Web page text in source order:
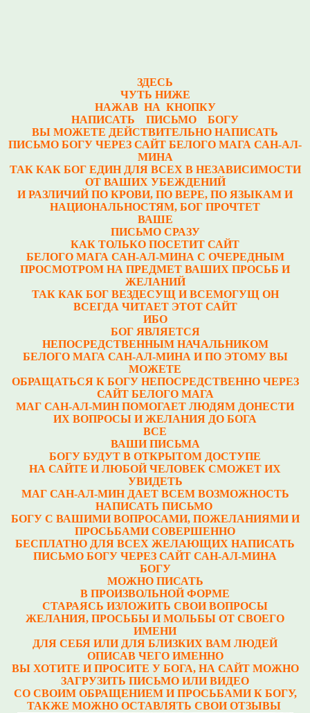
ЗДЕСЬ
ЧУТЬ НИЖЕ
НАЖАВ НА КНОПКУ
НАПИСАТЬ ПИСЬМО БОГУ
ВЫ МОЖЕТЕ ДЕЙСТВИТЕЛЬНО НАПИСАТЬ
ПИСЬМО БОГУ ЧЕРЕЗ САЙТ БЕЛОГО МАГА САН-АЛ-
МИНА
ТАК КАК БОГ ЕДИН ДЛЯ ВСЕХ В НЕЗАВИСИМОСТИ
ОТ ВАШИХ УБЕЖДЕНИЙ
И РАЗЛИЧИЙ ПО КРОВИ, ПО ВЕРЕ, ПО ЯЗЫКАМ И
НАЦИОНАЛЬНОСТЯМ, БОГ ПРОЧТЕТ
ВАШЕ
ПИСЬМО СРАЗУ
КАК ТОЛЬКО ПОСЕТИТ САЙТ
БЕЛОГО МАГА САН-АЛ-МИНА С ОЧЕРЕДНЫМ
ПРОСМОТРОМ НА ПРЕДМЕТ ВАШИХ ПРОСЬБ И
ЖЕЛАНИЙ
ТАК КАК БОГ ВЕЗДЕСУЩ И ВСЕМОГУЩ ОН
ВСЕГДА ЧИТАЕТ ЭТОТ САЙТ
ИБО
БОГ ЯВЛЯЕТСЯ
НЕПОСРЕДСТВЕННЫМ НАЧАЛЬНИКОМ
БЕЛОГО МАГА САН-АЛ-МИНА И ПО ЭТОМУ ВЫ
МОЖЕТЕ
ОБРАЩАТЬСЯ К БОГУ НЕПОСРЕДСТВЕННО ЧЕРЕЗ
САЙТ БЕЛОГО МАГА
МАГ САН-АЛ-МИН ПОМОГАЕТ ЛЮДЯМ ДОНЕСТИ
ИХ ВОПРОСЫ И ЖЕЛАНИЯ ДО БОГА
ВСЕ
ВАШИ ПИСЬМА
БОГУ БУДУТ В ОТКРЫТОМ ДОСТУПЕ
НА САЙТЕ И ЛЮБОЙ ЧЕЛОВЕК СМОЖЕТ ИХ
УВИДЕТЬ
МАГ САН-АЛ-МИН ДАЕТ ВСЕМ ВОЗМОЖНОСТЬ
НАПИСАТЬ ПИСЬМО
БОГУ С ВАШИМИ ВОПРОСАМИ, ПОЖЕЛАНИЯМИ И
ПРОСЬБАМИ СОВЕРШЕННО
БЕСПЛАТНО ДЛЯ ВСЕХ ЖЕЛАЮЩИХ НАПИСАТЬ
ПИСЬМО БОГУ ЧЕРЕЗ САЙТ САН-АЛ-МИНА
БОГУ
МОЖНО ПИСАТЬ
В ПРОИЗВОЛЬНОЙ ФОРМЕ
СТАРАЯСЬ ИЗЛОЖИТЬ СВОИ ВОПРОСЫ
ЖЕЛАНИЯ, ПРОСЬБЫ И МОЛЬБЫ ОТ СВОЕГО
ИМЕНИ
ДЛЯ СЕБЯ ИЛИ ДЛЯ БЛИЗКИХ ВАМ ЛЮДЕЙ
ОПИСАВ ЧЕГО ИМЕННО
ВЫ ХОТИТЕ И ПРОСИТЕ У БОГА, НА САЙТ МОЖНО
ЗАГРУЗИТЬ ПИСЬМО ИЛИ ВИДЕО
СО СВОИМ ОБРАЩЕНИЕМ И ПРОСЬБАМИ К БОГУ,
ТАКЖЕ МОЖНО ОСТАВЛЯТЬ СВОИ ОТЗЫВЫ